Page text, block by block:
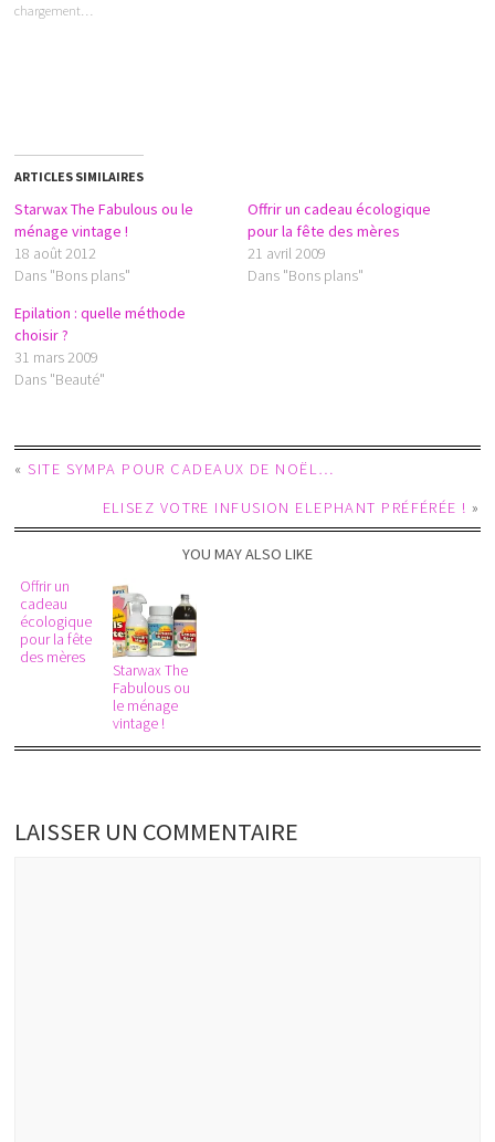
chargement…
ARTICLES SIMILAIRES
Starwax The Fabulous ou le
ménage vintage !
18 août 2012
Dans "Bons plans"
Offrir un cadeau écologique
pour la fête des mères
21 avril 2009
Dans "Bons plans"
Epilation : quelle méthode
choisir ?
31 mars 2009
Dans "Beauté"
«SITE SYMPA POUR CADEAUX DE NOËL…
ELISEZ VOTRE INFUSION ELEPHANT PRÉFÉRÉE ! »
YOU MAY ALSO LIKE
Offrir un
cadeau
écologique
pour la fête
des mères
Starwax The
Fabulous ou
le ménage
vintage !
LAISSER UN COMMENTAIRE